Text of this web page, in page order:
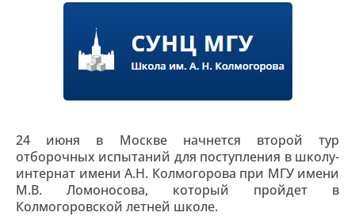
24 июня в Москве начнется второй тур
отборочных испытаний для поступления в школу-
интернат имени А.Н. Колмогорова при МГУ имени
М.В. Ломоносова, который пройдет в
Колмогоровской летней школе.